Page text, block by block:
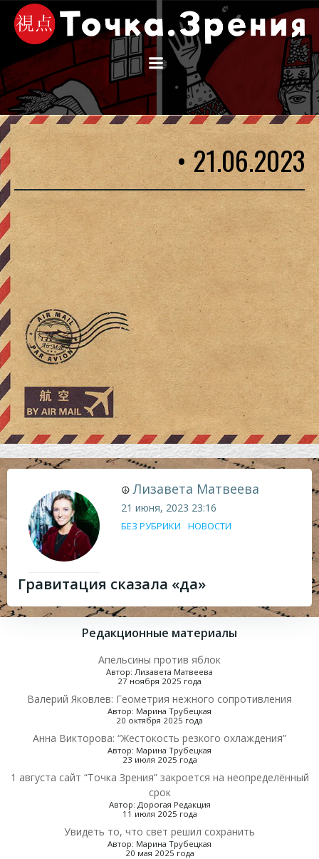
Перейти
к
содержимому
• 21.06.2023
☮Лизавета Матвеева
21 июня, 2023 23:16
БЕЗ РУБРИКИ НОВОСТИ
Гравитация сказала «да»
Редакционные материалы
Апельсины против яблок
Автор: Лизавета Матвеева
27 ноября 2025 года
Валерий Яковлев: Геометрия нежного сопротивления
Автор: Марина Трубецкая
20 октября 2025 года
Анна Викторова: “Жестокость резкого охлаждения”
Автор: Марина Трубецкая
23 июля 2025 года
1 августа сайт “Точка Зрения” закроется на неопределённый
срок
Автор: Дорогая Редакция
11 июля 2025 года
Увидеть то, что свет решил сохранить
Автор: Марина Трубецкая
20 мая 2025 года